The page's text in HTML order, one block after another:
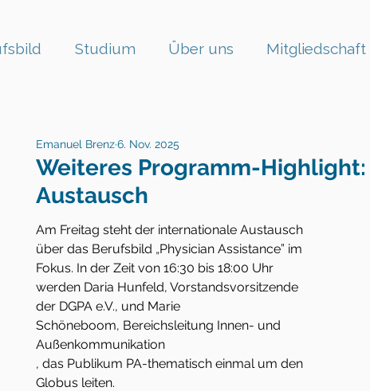
Studium Über uns Mitgliedschaft
Weiteres Programm-
Austausch
Emanuel Brenz6. Nov. 2025
Am Freitag steht der internationale Austausch
über das Berufsbild „Physician Assistance” im
Fokus. In der Zeit von 16:30 bis 18:00 Uhr
werden Daria Hunfeld, Vorstandsvorsitzende
der DGPA e.V., und Marie
Schöneboom, Bereichsleitung Innen- und
Außenkommunikation
, das Publikum PA-thematisch einmal um den
Globus leiten.